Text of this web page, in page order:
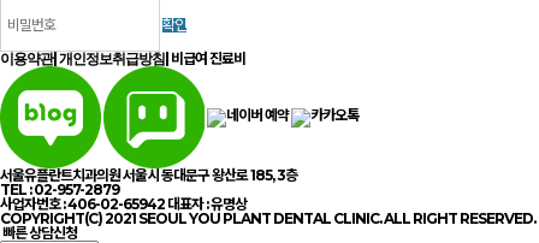
이용약관| 개인정보취급방침 비급여 진료비
서울유플란트치과의원 서울시 동대문구 왕산로 185, 3층
TEL : 02-957-2879
사업자번호 : 406-02-65942 대표자 : 유명상
COPYRIGHT(C) 2021 SEOUL YOU PLANT DENTAL CLINIC. ALL RIGHT RESERVED.
빠른 상담신청